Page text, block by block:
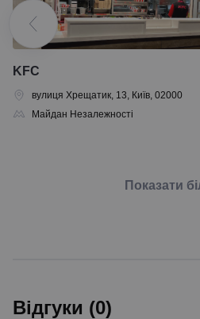
KFC
вулиця Хрещатик, 13, Київ, 02000
Майдан Незалежності
Показати
Відгуки (0)